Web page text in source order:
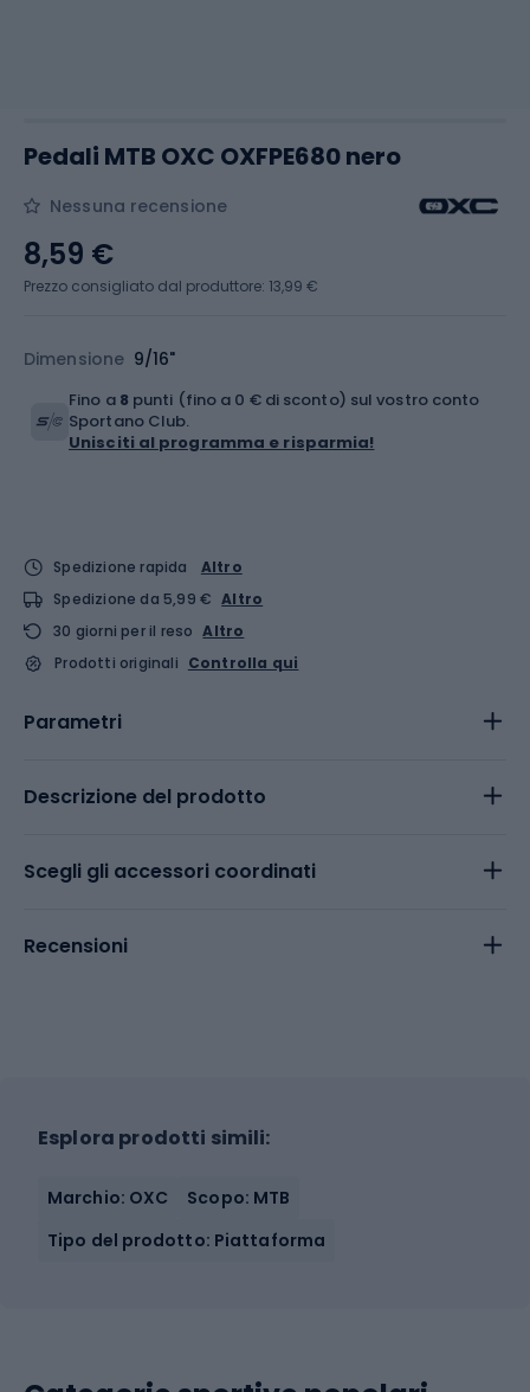
Pedali MTB OXC OXFPE680 nero
Nessuna recensione
Dimensione 9/16"
8,59 €
Prezzo consigliato dal produttore: 13,99 €
Fino a 8 punti (fino a 0 € di sconto) sul vostro conto
Sportano Club.
Unisciti al programma e risparmia!
Spedizione rapida
Altro
Spedizione da 5,99 € Altro
30 giorni per il reso Altro
Prodotti originali Controlla qui
Parametri
Descrizione del prodotto
Scegli gli accessori coordinati
Recensioni
Esplora prodotti simili:
Marchio: OXC
Scopo: MTB
Tipo del prodotto: Piattaforma